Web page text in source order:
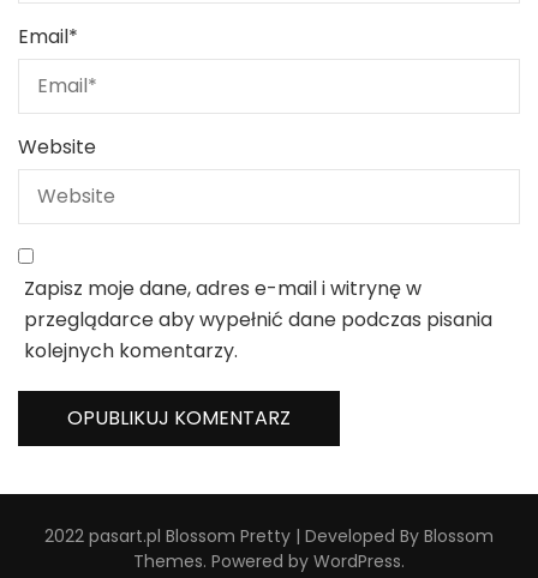
Email*
Website
Zapisz moje dane, adres e-mail i witrynę w
przeglądarce aby wypełnić dane podczas pisania
kolejnych komentarzy.
2022 pasart.pl Blossom Pretty | Developed By Blossom
Themes. Powered by WordPress.